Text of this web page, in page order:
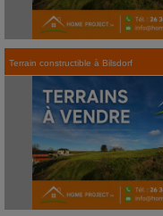
Terrain constructible à Bilsdorf